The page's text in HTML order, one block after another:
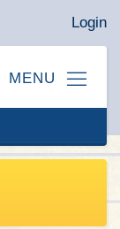
Login